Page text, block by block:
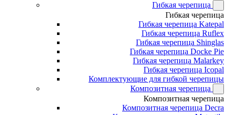
Гибкая черепица
Гибкая черепица
Гибкая черепица Katepal
Гибкая черепица Ruflex
Гибкая черепица Shinglas
Гибкая черепица Docke Pie
Гибкая черепица Malarkey
Гибкая черепица Icopal
Комплектующие для гибкой черепицы
Композитная черепица
Композитная черепица
Композитная черепица Decra